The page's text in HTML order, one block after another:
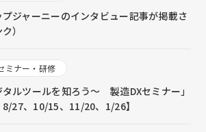
ジャーニーのインタビュー記事が掲載さ
）
ミナー・研修
タルツールを知ろう～ 製造DXセミナー」
27、10/15、11/20、1/26】